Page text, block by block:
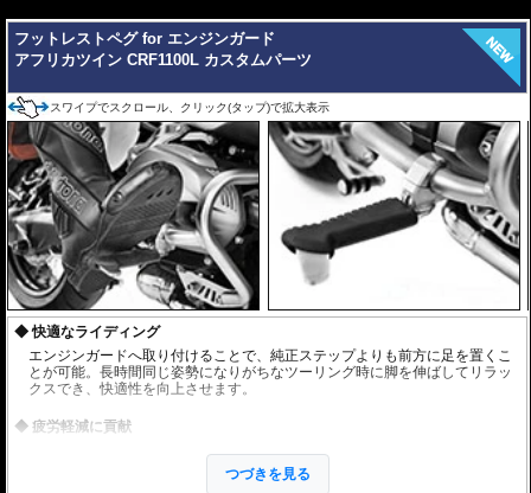
フットレストペグ for エンジンガード
アフリカツイン CRF1100L カスタムパーツ
スワイプでスクロール、クリック(タップ)で拡大表示
快適なライディング
エンジンガードへ取り付けることで、純正ステップよりも前方に足を置くこ
とが可能。長時間同じ姿勢になりがちなツーリング時に脚を伸ばしてリラッ
クスでき、快適性を向上させます。
疲労軽減に貢献
へ負担が蓄積します。本製品を使用することで姿勢に変化をつけることがで
き、脚や腰の疲労軽減に役立ちます。
つづきを見る